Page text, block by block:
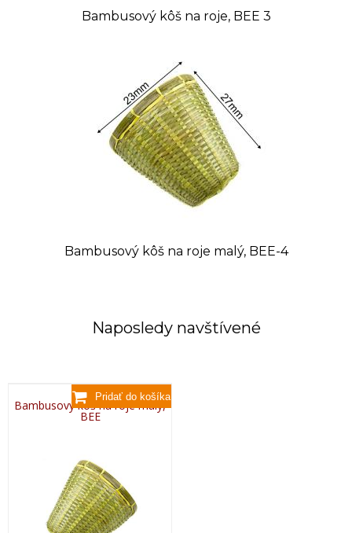
Bambusový kôš na roje, BEE 3
Bambusový kôš na roje malý, BEE-4
Naposledy navštívené
Bambusový kôš na roje malý,
BEE